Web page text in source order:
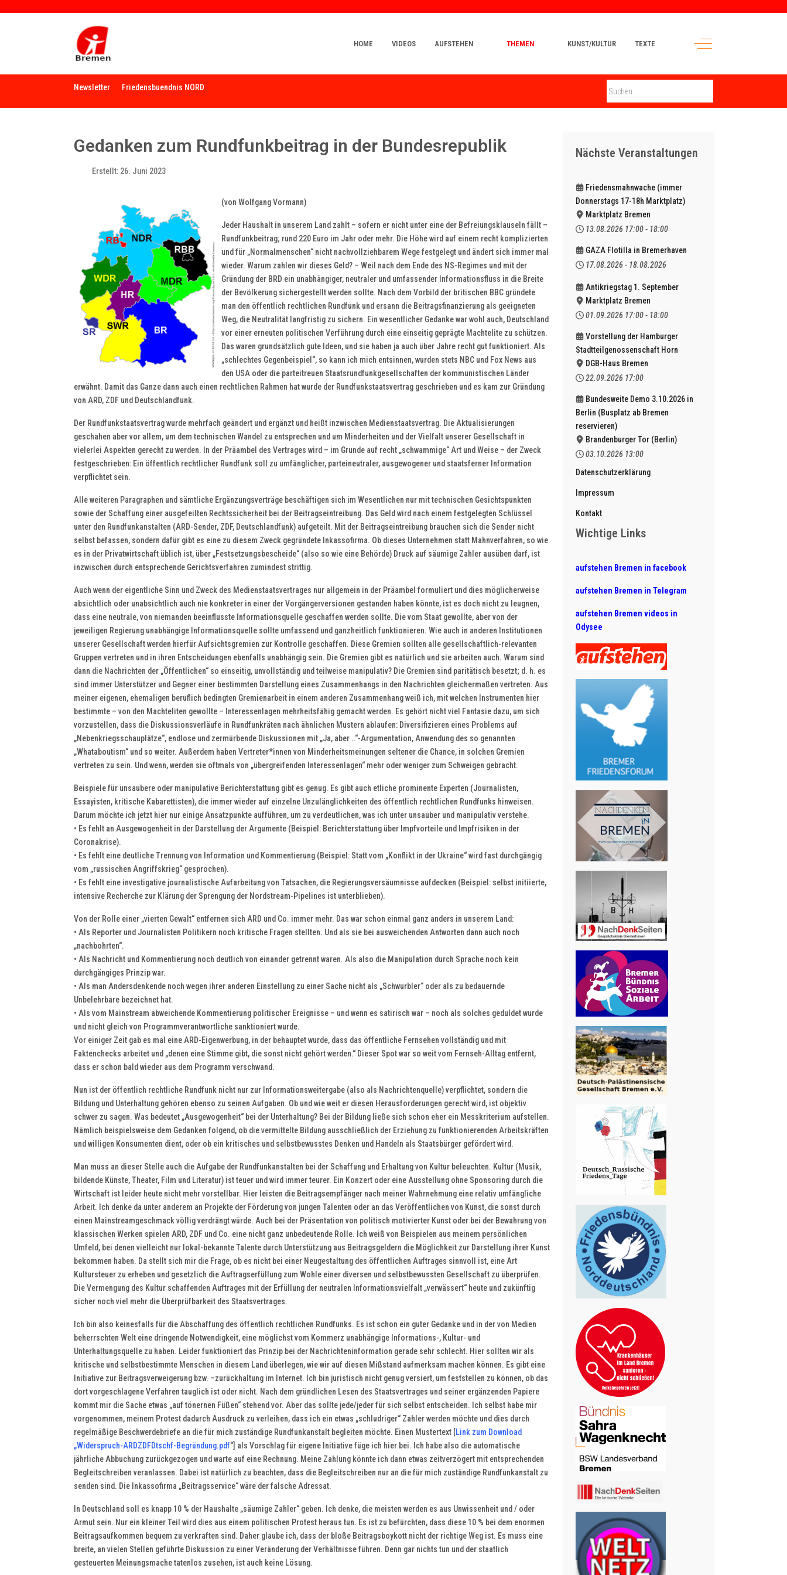
HOME VIDEOS AUFSTEHEN THEMEN KUNST/KULTUR TEXTE Off-Canvas Toggle
Newsletter Friedensbuendnis NORD
Gedanken zum Rundfunkbeitrag in der Bundesrepublik
Erstellt: 26. Juni 2023
(von Wolfgang Vormann)
Jeder Haushalt in unserem Land zahlt – sofern er nicht unter eine der Befreiungsklauseln fällt –
Rundfunkbeitrag; rund 220 Euro im Jahr oder mehr. Die Höhe wird auf einem recht komplizierten
und für „Normalmenschen“ nicht nachvollziehbarem Wege festgelegt und ändert sich immer mal
wieder. Warum zahlen wir dieses Geld? – Weil nach dem Ende des NS-Regimes und mit der
Gründung der BRD ein unabhängiger, neutraler und umfassender Informationsfluss in die Breite
der Bevölkerung sichergestellt werden sollte. Nach dem Vorbild der britischen BBC gründete
man den öffentlich rechtlichen Rundfunk und ersann die Beitragsfinanzierung als geeigneten
Weg, die Neutralität langfristig zu sichern. Ein wesentlicher Gedanke war wohl auch, Deutschland
vor einer erneuten politischen Verführung durch eine einseitig geprägte Machtelite zu schützen.
Das waren grundsätzlich gute Ideen, und sie haben ja auch über Jahre recht gut funktioniert. Als
„schlechtes Gegenbeispiel“, so kann ich mich entsinnen, wurden stets NBC und Fox News aus
den USA oder die parteitreuen Staatsrundfunkgesellschaften der kommunistischen Länder
erwähnt. Damit das Ganze dann auch einen rechtlichen Rahmen hat wurde der Rundfunkstaatsvertrag geschrieben und es kam zur Gründung
von ARD, ZDF und Deutschlandfunk.
Der Rundfunkstaatsvertrag wurde mehrfach geändert und ergänzt und heißt inzwischen Medienstaatsvertrag. Die Aktualisierungen
geschahen aber vor allem, um dem technischen Wandel zu entsprechen und um Minderheiten und der Vielfalt unserer Gesellschaft in
vielerlei Aspekten gerecht zu werden. In der Präambel des Vertrages wird – im Grunde auf recht „schwammige“ Art und Weise – der Zweck
festgeschrieben: Ein öffentlich rechtlicher Rundfunk soll zu umfänglicher, parteineutraler, ausgewogener und staatsferner Information
verpflichtet sein.
Alle weiteren Paragraphen und sämtliche Ergänzungsverträge beschäftigen sich im Wesentlichen nur mit technischen Gesichtspunkten
sowie der Schaffung einer ausgefeilten Rechtssicherheit bei der Beitragseintreibung. Das Geld wird nach einem festgelegten Schlüssel
unter den Rundfunkanstalten (ARD-Sender, ZDF, Deutschlandfunk) aufgeteilt. Mit der Beitragseintreibung brauchen sich die Sender nicht
selbst befassen, sondern dafür gibt es eine zu diesem Zweck gegründete Inkassofirma. Ob dieses Unternehmen statt Mahnverfahren, so wie
es in der Privatwirtschaft üblich ist, über „Festsetzungsbescheide“ (also so wie eine Behörde) Druck auf säumige Zahler ausüben darf, ist
inzwischen durch entsprechende Gerichtsverfahren zumindest strittig.
Auch wenn der eigentliche Sinn und Zweck des Medienstaatsvertrages nur allgemein in der Präambel formuliert und dies möglicherweise
absichtlich oder unabsichtlich auch nie konkreter in einer der Vorgängerversionen gestanden haben könnte, ist es doch nicht zu leugnen,
dass eine neutrale, von niemanden beeinflusste Informationsquelle geschaffen werden sollte. Die vom Staat gewollte, aber von der
jeweiligen Regierung unabhängige Informationsquelle sollte umfassend und ganzheitlich funktionieren. Wie auch in anderen Institutionen
unserer Gesellschaft werden hierfür Aufsichtsgremien zur Kontrolle geschaffen. Diese Gremien sollten alle gesellschaftlich-relevanten
Gruppen vertreten und in ihren Entscheidungen ebenfalls unabhängig sein. Die Gremien gibt es natürlich und sie arbeiten auch. Warum sind
dann die Nachrichten der „Öffentlichen“ so einseitig, unvollständig und teilweise manipulativ? Die Gremien sind paritätisch besetzt; d. h. es
sind immer Unterstützer und Gegner einer bestimmten Darstellung eines Zusammenhangs in den Nachrichten gleichermaßen vertreten. Aus
meiner eigenen, ehemaligen beruflich bedingten Gremienarbeit in einem anderen Zusammenhang weiß ich, mit welchen Instrumenten hier
bestimmte – von den Machteliten gewollte – Interessenlagen mehrheitsfähig gemacht werden. Es gehört nicht viel Fantasie dazu, um sich
vorzustellen, dass die Diskussionsverläufe in Rundfunkräten nach ähnlichen Mustern ablaufen: Diversifizieren eines Problems auf
„Nebenkriegsschauplätze“, endlose und zermürbende Diskussionen mit „Ja, aber ..“-Argumentation, Anwendung des so genannten
„Whataboutism“ und so weiter. Außerdem haben Vertreter*innen von Minderheitsmeinungen seltener die Chance, in solchen Gremien
vertreten zu sein. Und wenn, werden sie oftmals von „übergreifenden Interessenlagen“ mehr oder weniger zum Schweigen gebracht.
Beispiele für unsaubere oder manipulative Berichterstattung gibt es genug. Es gibt auch etliche prominente Experten (Journalisten,
Essayisten, kritische Kabarettisten), die immer wieder auf einzelne Unzulänglichkeiten des öffentlich rechtlichen Rundfunks hinweisen.
Darum möchte ich jetzt hier nur einige Ansatzpunkte aufführen, um zu verdeutlichen, was ich unter unsauber und manipulativ verstehe.
• Es fehlt an Ausgewogenheit in der Darstellung der Argumente (Beispiel: Berichterstattung über Impfvorteile und Impfrisiken in der
Coronakrise).
• Es fehlt eine deutliche Trennung von Information und Kommentierung (Beispiel: Statt vom „Konflikt in der Ukraine“ wird fast durchgängig
vom „russischen Angriffskrieg“ gesprochen).
• Es fehlt eine investigative journalistische Aufarbeitung von Tatsachen, die Regierungsversäumnisse aufdecken (Beispiel: selbst initiierte,
intensive Recherche zur Klärung der Sprengung der Nordstream-Pipelines ist unterblieben).
Von der Rolle einer „vierten Gewalt“ entfernen sich ARD und Co. immer mehr. Das war schon einmal ganz anders in unserem Land:
• Als Reporter und Journalisten Politikern noch kritische Fragen stellten. Und als sie bei ausweichenden Antworten dann auch noch
„nachbohrten“.
• Als Nachricht und Kommentierung noch deutlich von einander getrennt waren. Als also die Manipulation durch Sprache noch kein
durchgängiges Prinzip war.
• Als man Andersdenkende noch wegen ihrer anderen Einstellung zu einer Sache nicht als „Schwurbler“ oder als zu bedauernde
Unbelehrbare bezeichnet hat.
• Als vom Mainstream abweichende Kommentierung politischer Ereignisse – und wenn es satirisch war – noch als solches geduldet wurde
und nicht gleich von Programmverantwortliche sanktioniert wurde.
Vor einiger Zeit gab es mal eine ARD-Eigenwerbung, in der behauptet wurde, dass das öffentliche Fernsehen vollständig und mit
Faktenchecks arbeitet und „denen eine Stimme gibt, die sonst nicht gehört werden.“ Dieser Spot war so weit vom Fernseh-Alltag entfernt,
dass er schon bald wieder aus dem Programm verschwand.
Nun ist der öffentlich rechtliche Rundfunk nicht nur zur Informationsweitergabe (also als Nachrichtenquelle) verpflichtet, sondern die
Bildung und Unterhaltung gehören ebenso zu seinen Aufgaben. Ob und wie weit er diesen Herausforderungen gerecht wird, ist objektiv
schwer zu sagen. Was bedeutet „Ausgewogenheit“ bei der Unterhaltung? Bei der Bildung ließe sich schon eher ein Messkriterium aufstellen.
Nämlich beispielsweise dem Gedanken folgend, ob die vermittelte Bildung ausschließlich der Erziehung zu funktionierenden Arbeitskräften
und willigen Konsumenten dient, oder ob ein kritisches und selbstbewusstes Denken und Handeln als Staatsbürger gefördert wird.
Man muss an dieser Stelle auch die Aufgabe der Rundfunkanstalten bei der Schaffung und Erhaltung von Kultur beleuchten. Kultur (Musik,
bildende Künste, Theater, Film und Literatur) ist teuer und wird immer teurer. Ein Konzert oder eine Ausstellung ohne Sponsoring durch die
Wirtschaft ist leider heute nicht mehr vorstellbar. Hier leisten die Beitragsempfänger nach meiner Wahrnehmung eine relativ umfängliche
Arbeit. Ich denke da unter anderem an Projekte der Förderung von jungen Talenten oder an das Veröffentlichen von Kunst, die sonst durch
einen Mainstreamgeschmack völlig verdrängt würde. Auch bei der Präsentation von politisch motivierter Kunst oder bei der Bewahrung von
klassischen Werken spielen ARD, ZDF und Co. eine nicht ganz unbedeutende Rolle. Ich weiß von Beispielen aus meinem persönlichen
Umfeld, bei denen vielleicht nur lokal-bekannte Talente durch Unterstützung aus Beitragsgeldern die Möglichkeit zur Darstellung ihrer Kunst
bekommen haben. Da stellt sich mir die Frage, ob es nicht bei einer Neugestaltung des öffentlichen Auftrages sinnvoll ist, eine Art
Kultursteuer zu erheben und gesetzlich die Auftragserfüllung zum Wohle einer diversen und selbstbewussten Gesellschaft zu überprüfen.
Die Vermengung des Kultur schaffenden Auftrages mit der Erfüllung der neutralen Informationsvielfalt „verwässert“ heute und zukünftig
sicher noch viel mehr die Überprüfbarkeit des Staatsvertrages.
Ich bin also keinesfalls für die Abschaffung des öffentlich rechtlichen Rundfunks. Es ist schon ein guter Gedanke und in der von Medien
beherrschten Welt eine dringende Notwendigkeit, eine möglichst vom Kommerz unabhängige Informations-, Kultur- und
Unterhaltungsquelle zu haben. Leider funktioniert das Prinzip bei der Nachrichteninformation gerade sehr schlecht. Hier sollten wir als
kritische und selbstbestimmte Menschen in diesem Land überlegen, wie wir auf diesen Mißstand aufmerksam machen können. Es gibt eine
Initiative zur Beitragsverweigerung bzw. –zurückhaltung im Internet. Ich bin juristisch nicht genug versiert, um feststellen zu können, ob das
dort vorgeschlagene Verfahren tauglich ist oder nicht. Nach dem gründlichen Lesen des Staatsvertrages und seiner ergänzenden Papiere
kommt mir die Sache etwas „auf tönernen Füßen“ stehend vor. Aber das sollte jede/jeder für sich selbst entscheiden. Ich selbst habe mir
vorgenommen, meinem Protest dadurch Ausdruck zu verleihen, dass ich ein etwas „schludriger“ Zahler werden möchte und dies durch
regelmäßige Beschwerdebriefe an die für mich zuständige Rundfunkanstalt begleiten möchte. Einen Mustertext [Link zum Download
„Widerspruch-ARDZDFDtschf-Begründung.pdf“] als Vorschlag für eigene Initiative füge ich hier bei. Ich habe also die automatische
jährliche Abbuchung zurückgezogen und warte auf eine Rechnung. Meine Zahlung könnte ich dann etwas zeitverzögert mit entsprechenden
Begleitschreiben veranlassen. Dabei ist natürlich zu beachten, dass die Begleitschreiben nur an die für mich zuständige Rundfunkanstalt zu
senden sind. Die Inkassofirma „Beitragsservice“ wäre der falsche Adressat.
In Deutschland soll es knapp 10 % der Haushalte „säumige Zahler“ geben. Ich denke, die meisten werden es aus Unwissenheit und / oder
Armut sein. Nur ein kleiner Teil wird dies aus einem politischen Protest heraus tun. Es ist zu befürchten, dass diese 10 % bei dem enormen
Beitragsaufkommen bequem zu verkraften sind. Daher glaube ich, dass der bloße Beitragsboykott nicht der richtige Weg ist. Es muss eine
breite, an vielen Stellen geführte Diskussion zu einer Veränderung der Verhältnisse führen. Denn gar nichts tun und der staatlich
gesteuerten Meinungsmache tatenlos zusehen, ist auch keine Lösung.
Nächste Veranstaltungen
Friedensmahnwache (immer
Donnerstags 17-18h Marktplatz)
Marktplatz Bremen
13.08.2026 17:00- 18:00
GAZA Flotilla in Bremerhaven
17.08.2026 - 18.08.2026
Antikriegstag 1. September
Marktplatz Bremen
01.09.2026 17:00- 18:00
Vorstellung der Hamburger
Stadtteilgenossenschaft Horn
DGB-Haus Bremen
22.09.2026 17:00
Bundesweite Demo 3.10.2026 in
Berlin (Busplatz ab Bremen
reservieren)
Brandenburger Tor (Berlin)
03.10.2026 13:00
Datenschutzerklärung
Impressum
Kontakt
Wichtige Links
aufstehen Bremen in facebook
aufstehen Bremen in Telegram
aufstehen Bremen videos in
Odysee